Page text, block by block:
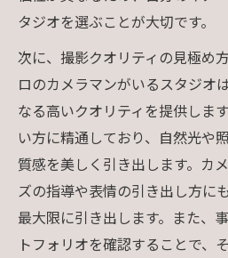
タジオを選ぶことが大切です。
次に、撮影クオリティの見極め
ロのカメラマンがいるスタジオ
なる高いクオリティを提供しま
い方に精通しており、自然光や
質感を美しく引き出します。カ
ズの指導や表情の引き出し方に
最大限に引き出します。また、
トフォリオを確認することで、